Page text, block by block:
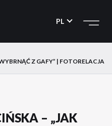
PL
Z GAFY” | FOTORELACJA
– „JAK